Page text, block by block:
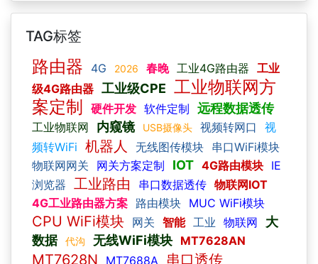
TAG标签
路由器 4G 2026 春晚 工业4G路由器
工业
级4G路由器 工业级CPE 工业物联网方
案定制
硬件开发 软件定制 远程数据透传
工业物联网 内窥镜 USB摄像头 视频转网口
视
频转WiFi
机器人 无线图传模块 串口WiFi模块
物联网网关
网关方案定制 IOT 4G路由模块 IE
浏览器
工业路由 串口数据透传 物联网IOT
4G工业路由器方案 路由模块 MUC WiFi模块
CPU WiFi模块 网关 智能 工业 物联网
大
数据
代沟 无线WiFi模块 MT7628AN
MT7628N MT7688A 串口透传